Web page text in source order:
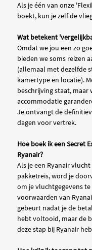
Als je één van onze
boekt, kun je zelf de
Wat betekent
Omdat we jou een zo
bieden we soms reizen
(allemaal met dezelfde
kamertype en locatie).
beschrijving staat, maar
accommodatie
Je ontvangt de
dagen voor vertrek.
Hoe boek ik een Secret
Ryanair?
Als je een Ryanair
pakketreis, word je
om je vluchtgegevens
voorwaarden van
gebeurt nadat je de
hebt voltooid, maar de
deze stap bij Ryanair